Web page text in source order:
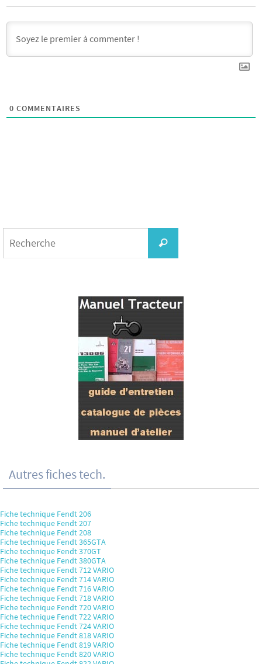
0 COMMENTAIRES
Recherche
Autres fiches tech.
Fiche technique Fendt 206
Fiche technique Fendt 207
Fiche technique Fendt 208
Fiche technique Fendt 365GTA
Fiche technique Fendt 370GT
Fiche technique Fendt 380GTA
Fiche technique Fendt 712 VARIO
Fiche technique Fendt 714 VARIO
Fiche technique Fendt 716 VARIO
Fiche technique Fendt 718 VARIO
Fiche technique Fendt 720 VARIO
Fiche technique Fendt 722 VARIO
Fiche technique Fendt 724 VARIO
Fiche technique Fendt 818 VARIO
Fiche technique Fendt 819 VARIO
Fiche technique Fendt 820 VARIO